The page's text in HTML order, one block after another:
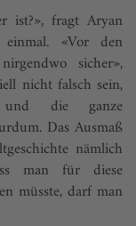
ist?», fragt Aryan
einmal. «Vor den
sicher»,
nicht falsch sein,
die ganze
Das Ausmaß
nämlich
man für diese
müsste, darf man